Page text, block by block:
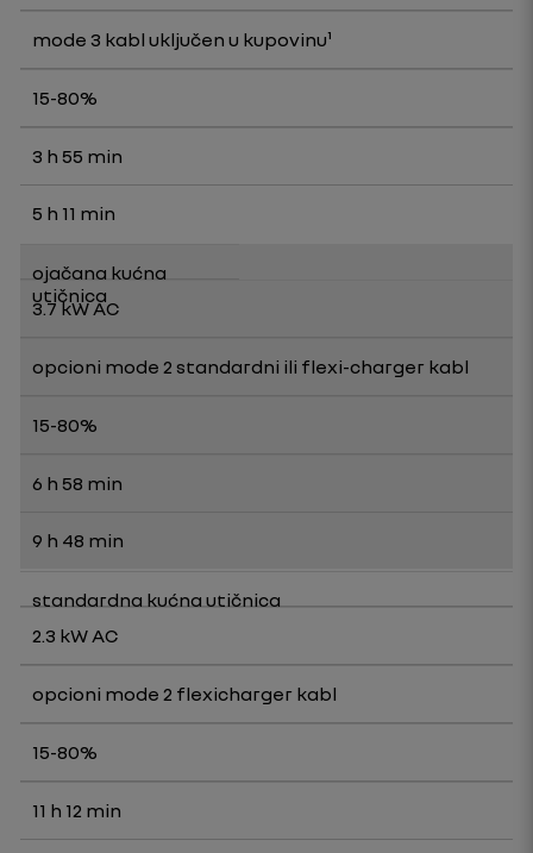
mode 3 kabl uključen u kupovinu¹
15-80%
3 h 55 min
5 h 11 min
ojačana kućna
utičnica
3.7 kW AC
opcioni mode 2 standardni ili flexi-charger kabl
15-80%
6 h 58 min
9 h 48 min
standardna kućna utičnica
2.3 kW AC
opcioni mode 2 flexicharger kabl
15-80%
11 h 12 min